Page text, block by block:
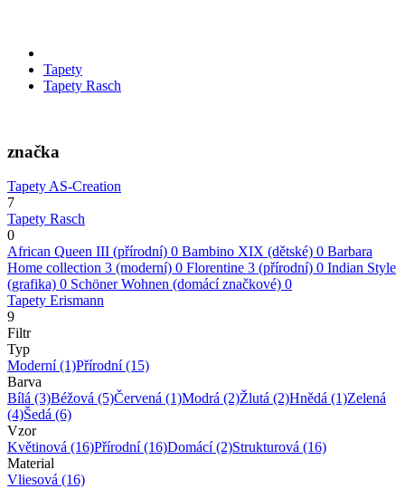
Tapety
Tapety Rasch
značka
Tapety AS-Creation
7
Tapety Rasch
0
African Queen III (přírodní) 0 Bambino XIX (dětské) 0 Barbara
Home collection 3 (moderní) 0 Florentine 3 (přírodní) 0 Indian Style
(grafika) 0 Schöner Wohnen (domácí značkové) 0
Tapety Erismann
9
Filtr
Typ
Moderní(1)Přírodní(15)
Barva
Bílá (3)Béžová (5)Červená (1)Modrá (2)Žlutá (2)Hnědá (1)Zelená
(4)Šedá (6)
Vzor
Květinová (16)Přírodní(16)Domácí(2)Strukturová (16)
Material
Vliesová (16)